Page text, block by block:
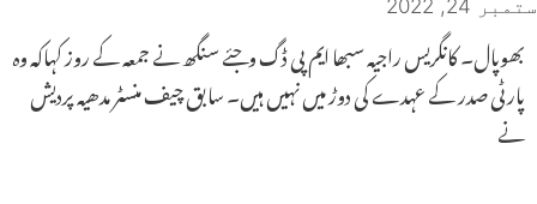
ستمبر 24, 2022
بھوپال۔ کانگریس راجیہ سبھا ایم پی ڈگ وجئے سنگھ نے جمعہ کے روز کہاکہ وہ
پارٹی صدر کے عہدے کی دوڑ میں نہیں ہیں۔ سابق چیف منسٹر مدھیہ پردیش
نے